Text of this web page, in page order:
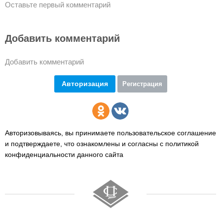
Оставьте первый комментарий
Добавить комментарий
Добавить комментарий
Авторизация Регистрация
Авторизовываясь, вы принимаете пользовательское соглашение
и подтверждаете, что ознакомлены и согласны с политикой
конфиденциальности данного сайта